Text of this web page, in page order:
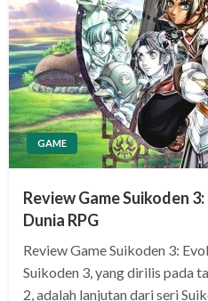
GAME
Review Game Suikoden
Dunia RPG
Review Game Suikoden 3:
Suikoden 3, yang dirilis pada
2, adalah lanjutan dari seri